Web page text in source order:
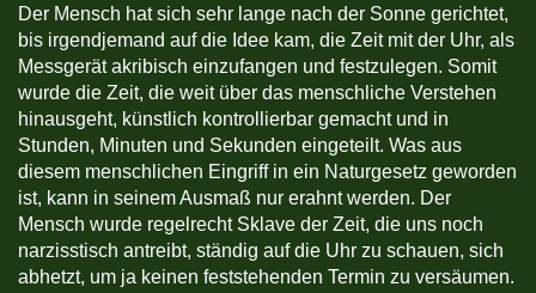
Der Mensch hat sich sehr lange nach der Sonne gerichtet,
bis irgendjemand auf die Idee kam, die Zeit mit der Uhr, als
Messgerät akribisch einzufangen und festzulegen. Somit
wurde die Zeit, die weit über das menschliche Verstehen
hinausgeht, künstlich kontrollierbar gemacht und in
Stunden, Minuten und Sekunden eingeteilt. Was aus
diesem menschlichen Eingriff in ein Naturgesetz geworden
ist, kann in seinem Ausmaß nur erahnt werden. Der
Mensch wurde regelrecht Sklave der Zeit, die uns noch
narzisstisch antreibt, ständig auf die Uhr zu schauen, sich
abhetzt, um ja keinen feststehenden Termin zu versäumen.